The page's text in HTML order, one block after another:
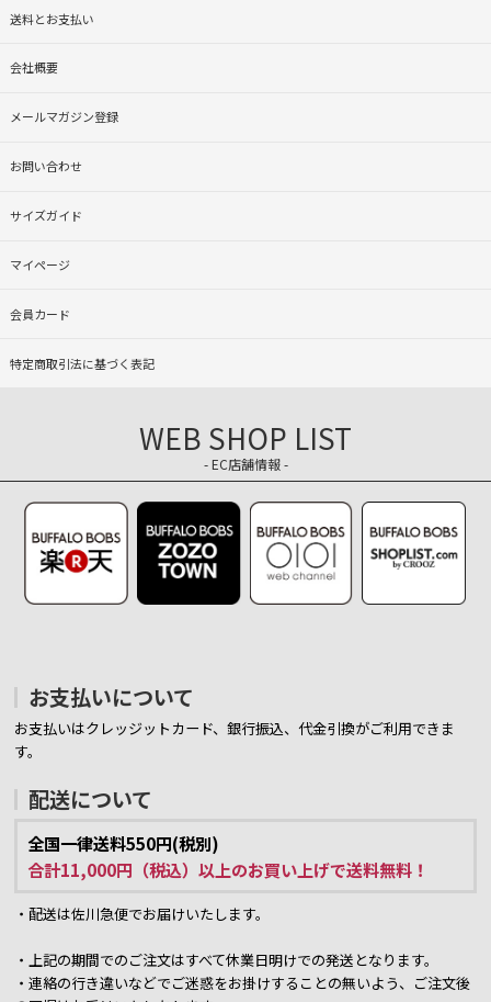
送料とお支払い
会社概要
メールマガジン登録
お問い合わせ
サイズガイド
マイページ
会員カード
特定商取引法に基づく表記
WEB SHOP LIST
- EC店舗情報 -
お支払いについて
お支払いはクレッジットカード、銀行振込、代金引換がご利用できま
す。
配送について
全国一律送料550円(税別)
合計11,000円（税込）以上のお買い上げで送料無料！
・配送は佐川急便でお届けいたします。
・上記の期間でのご注文はすべて休業日明けでの発送となります。
・連絡の行き違いなどでご迷惑をお掛けすることの無いよう、ご注文後